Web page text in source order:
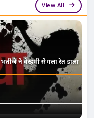
View All
भतीजे ने बेरहमी से गला रेत डाला